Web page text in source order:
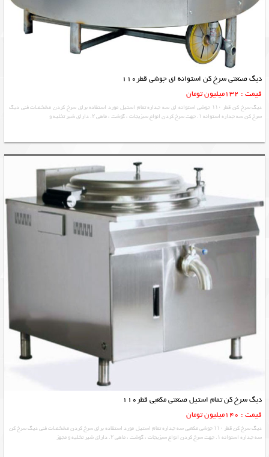
دیگ صنعتی سرخ کن استوانه ای جوشی قطر110
قیمت : 132میلیون تومان
دیگ سرخ کن قطر ۱۱۰ جوشی استوانه ای سه جداره تمام استیل مورد استفاده برای سرخ کردن مشخصات فنی دیگ
سرخ کن سه جداره استوانه ۱. جهت سرخ کردن انواع سبزیجات ، گوشت ، ماهی ۲. دارای شیر تخلیه و
دیگ سرخ کن تمام استیل صنعتی مکعبی قطر110
قیمت : 140میلیون تومان
دیگ سرخ کن قطر ۱۱۰ جوشی مکعبی سه جداره تمام استیل مورد استفاده برای سرخ کردن مشخصات فنی دیگ سرخ کن
سه جداره استوانه ۱. جهت سرخ کردن انواع سبزیجات ، گوشت ، ماهی ۲. دارای شیر تخلیه و مجهز